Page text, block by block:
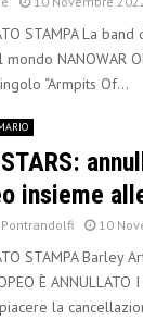
STAMPA La
NANOWAR
“Armpits Of...
insieme
10
STAMPA Barley
È
la